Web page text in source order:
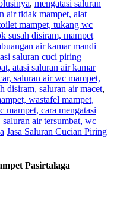
, mengatasi saluran
air tidak mampet, alat
mampet, tukang wc
susah disiram, mampet
air kamar mandi
saluran cuci piring
atasi saluran air kamar
saluran air wc mampet,
disiram, saluran air macet,
wastafel mampet,
mampet, cara mengatasi
air tersumbat, wc
Jasa Saluran Cucian Piring
Pasirtalaga